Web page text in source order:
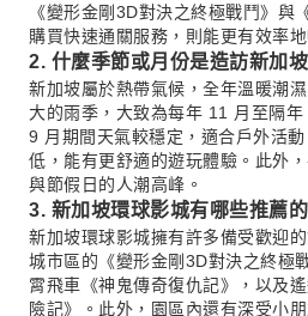
《變形金剛3D對決之終極戰鬥》與
購買快速通關服務，則能更有效率
2. 什麼季節或月份是造訪新加
新加坡屬於熱帶氣候，全年溫暖潮
大的雨季，大致為每年 11 月至隔
9 月期間天氣較穩定，適合戶外活
低，能有更舒適的遊玩體驗。此外
與節假日的人潮高峰。
3. 新加坡環球影城有哪些推薦
新加坡環球影城擁有許多備受歡迎
城市區的《變形金剛3D對決之終極
霄飛車《神鬼傳奇復仇記》，以及
險記》。此外，園區內還有深受小